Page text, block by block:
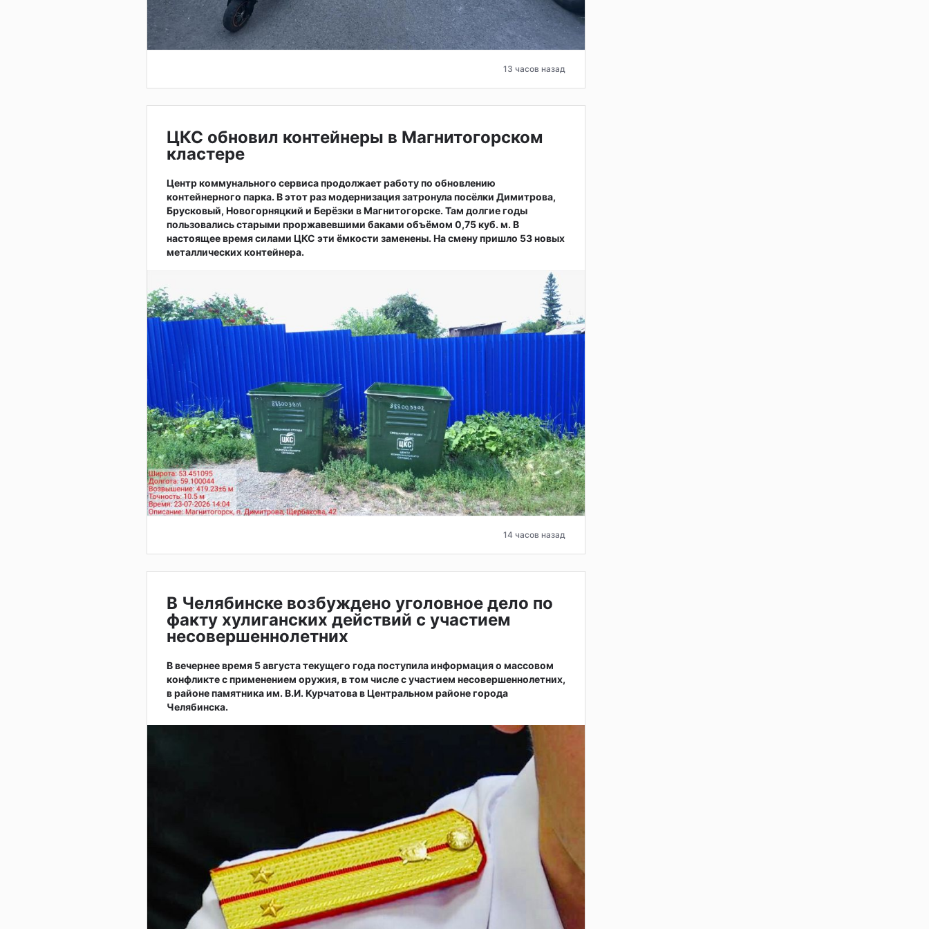
13 часов назад
ЦКС обновил контейнеры в Магнитогорском
кластере
Центр коммунального сервиса продолжает работу по обновлению
контейнерного парка. В этот раз модернизация затронула посёлки Димитрова,
Брусковый, Новогорняцкий и Берёзки в Магнитогорске. Там долгие годы
пользовались старыми проржавевшими баками объёмом 0,75 куб. м. В
настоящее время силами ЦКС эти ёмкости заменены. На смену пришло 53 новых
металлических контейнера.
14 часов назад
В Челябинске возбуждено уголовное дело по
факту хулиганских действий с участием
несовершеннолетних
В вечернее время 5 августа текущего года поступила информация о массовом
конфликте с применением оружия, в том числе с участием несовершеннолетних,
в районе памятника им. В.И. Курчатова в Центральном районе города
Челябинска.